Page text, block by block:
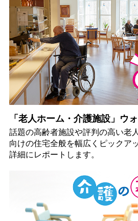
「老人ホーム・介護施設」ウ
話題の高齢者施設や評判の高い老
向けの住宅全般を幅広くピックア
詳細にレポートします。